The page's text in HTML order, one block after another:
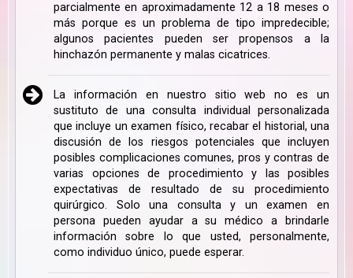
parcialmente en aproximadamente 12 a 18 meses o
más porque es un problema de tipo impredecible;
algunos pacientes pueden ser propensos a la
hinchazón permanente y malas cicatrices.
La información en nuestro sitio web no es un
sustituto de una consulta individual personalizada
que incluye un examen físico, recabar el historial, una
discusión de los riesgos potenciales que incluyen
posibles complicaciones comunes, pros y contras de
varias opciones de procedimiento y las posibles
expectativas de resultado de su procedimiento
quirúrgico. Solo una consulta y un examen en
persona pueden ayudar a su médico a brindarle
información sobre lo que usted, personalmente,
como individuo único, puede esperar.